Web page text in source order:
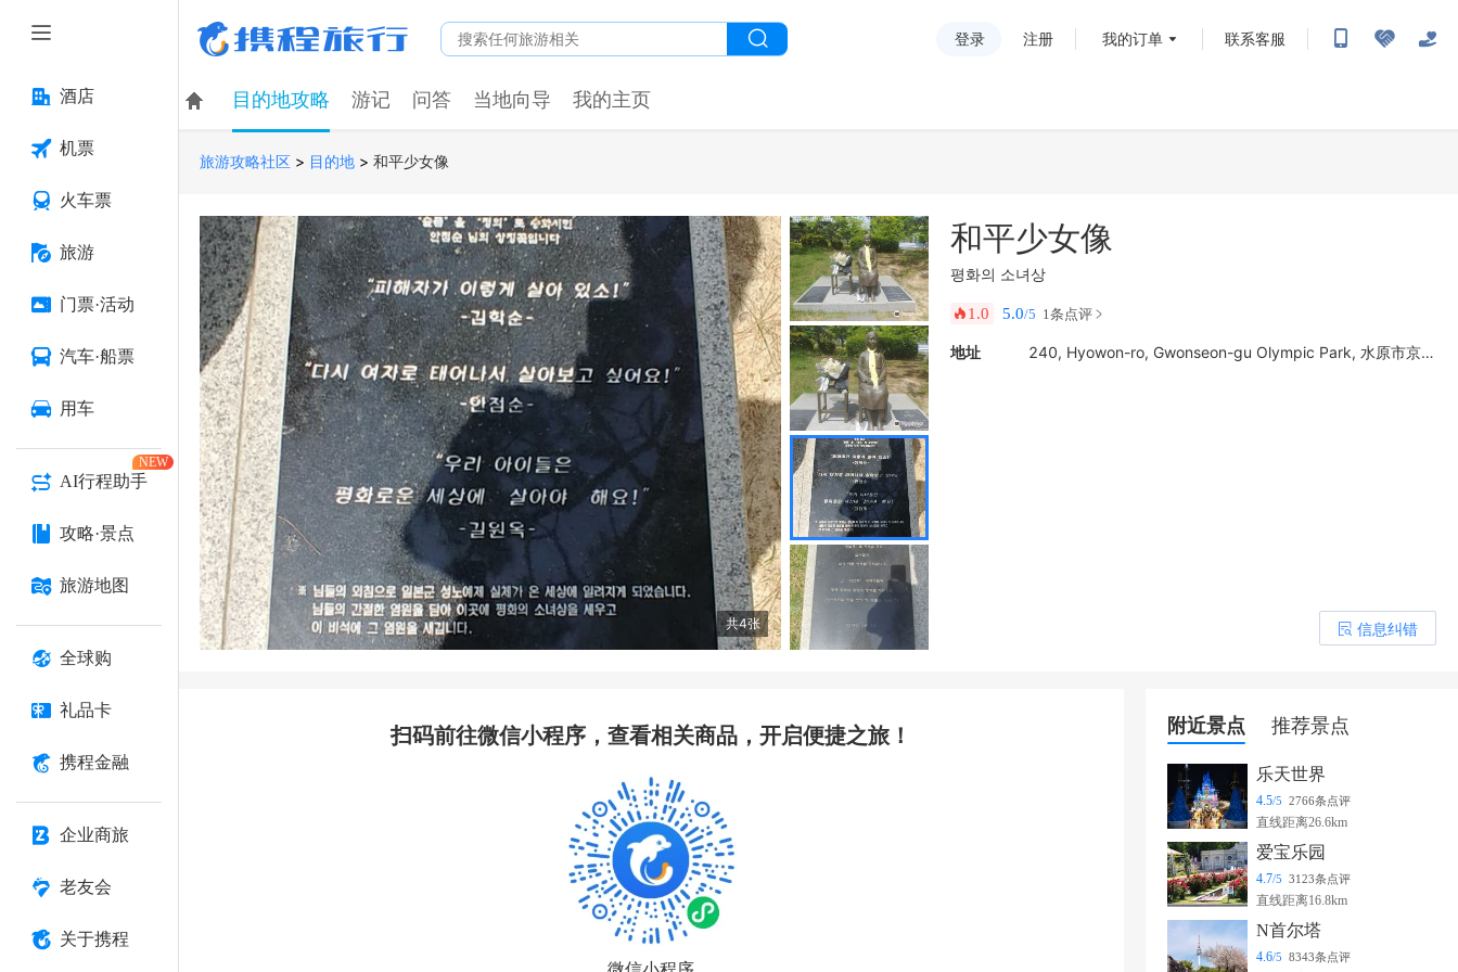
酒店
机票
火车票
旅游
门票·活动
汽车·船票
用车
AI行程助手
NEW
攻略·景点
旅游地图
全球购
礼品卡
携程金融
企业商旅
老友会
关于携程
登录 注册 我的订单 联系客服
目的地攻略 游记 问答 当地向导 我的主页
旅游攻略社区 > 目的地 > 和平少女像
共4张
和平少女像
평화의 소녀상
󰺂 1.0 5.0/5 1条点评
地址 240, Hyowon-ro, Gwonseon-gu Olympic Park, 水原市京畿道 韩国
󰎒 信息纠错
扫码前往微信小程序，查看相关商品，开启便捷之旅！ 附近景点 推荐景点
乐天世界
4.5/5 2766条点评
直线距离26.6km
爱宝乐园
4.7/5 3123条点评
直线距离16.8km
N首尔塔
4.6/5 8343条点评